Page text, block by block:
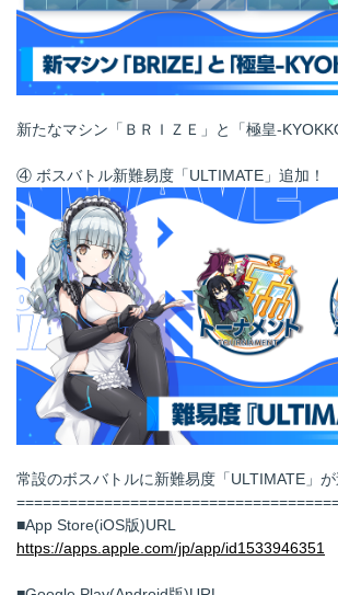
新たなマシン「ＢＲＩＺＥ」と「極皇
④ ボスバトル新難易度「ULTIMATE」追加！
常設のボスバトルに新難易度「ULTIMATE」が
■App Store(iOS版)URL
https://apps.apple.com/jp/app/id1533946351